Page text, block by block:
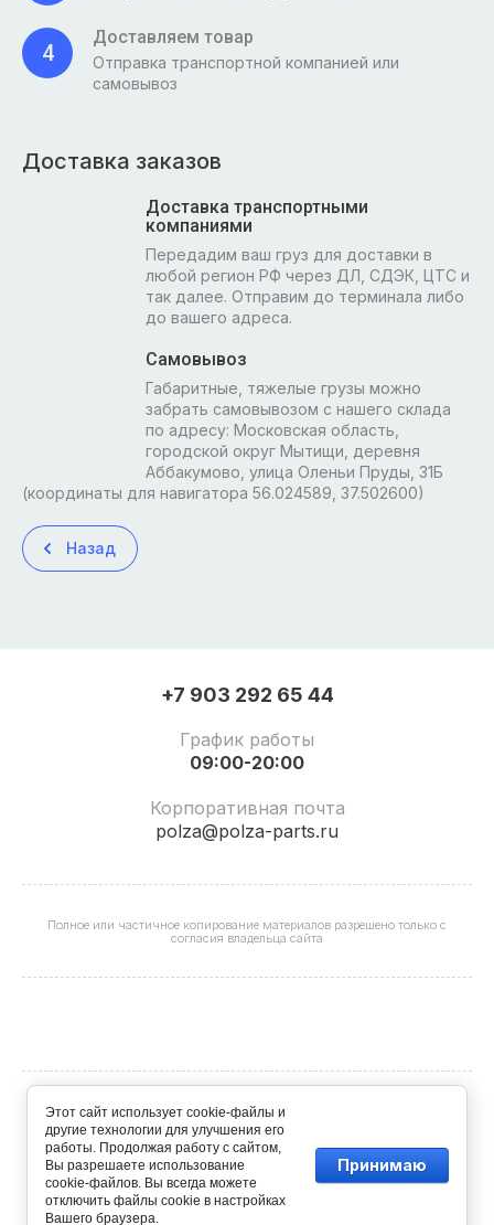
4
Доставляем товар
Отправка транспортной компанией или
самовывоз
Доставка заказов
Доставка транспортными
компаниями
Передадим ваш груз для доставки в
любой регион РФ через ДЛ, СДЭК, ЦТС и
так далее. Отправим до терминала либо
до вашего адреса.
Самовывоз
Габаритные, тяжелые грузы можно
забрать самовывозом с нашего склада
по адресу: Московская область,
городской округ Мытищи, деревня
Аббакумово, улица Оленьи Пруды, 31Б
(координаты для навигатора 56.024589, 37.502600)
Назад
+7 903 292 65 44
График работы
09:00-20:00
Корпоративная почта
polza@polza-parts.ru
Полное или частичное копирование материалов разрешено только с
согласия владельца сайта
ООО "ИБС" ОГРН 1227700339613 ИНН 9706024553 КПП
774301001 © 2025 - 2026
Этот сайт использует cookie-файлы и
другие технологии для улучшения его
работы. Продолжая работу с сайтом,
Вы разрешаете использование
cookie-файлов. Вы всегда можете
отключить файлы cookie в настройках
Вашего браузера.
Принимаю